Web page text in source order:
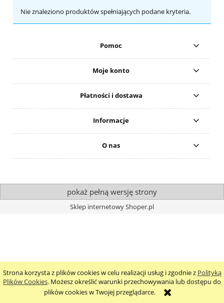
Strona korzysta z plików cookies w celu realizacji usług i zgodnie z Polityką
Plików Cookies. Możesz określić warunki przechowywania lub dostępu do
plików cookies w Twojej przeglądarce.
Nie znaleziono produktów spełniających podane kryteria.
Pomoc
Moje konto
Płatności i dostawa
Informacje
O nas
pokaż pełną wersję strony
Sklep internetowy Shoper.pl